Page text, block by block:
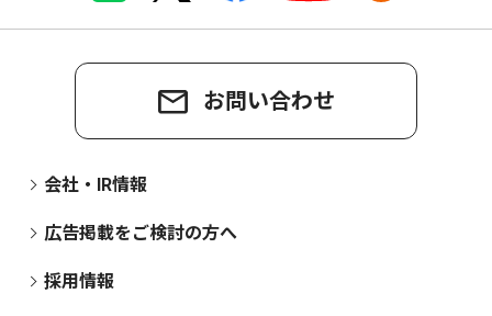
お問い合わせ
会社・IR情報
広告掲載をご検討の方へ
採用情報